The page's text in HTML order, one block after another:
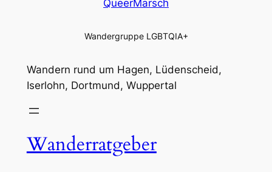
QueerMarsch
Wandergruppe LGBTQIA+
Wandern rund um Hagen, Lüdenscheid,
Iserlohn, Dortmund, Wuppertal
Wanderratgeber